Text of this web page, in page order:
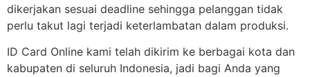
dikerjakan sesuai deadline sehingga pelanggan tidak
perlu takut lagi terjadi keterlambatan dalam produksi.
ID Card Online kami telah dikirim ke berbagai kota dan
kabupaten di seluruh Indonesia, jadi bagi Anda yang